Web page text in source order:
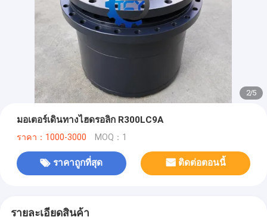
2/5
มอเตอร์เดินทางไฮดรอลิก R300LC9A
ราคา：1000-3000 MOQ：1
ราคาถูกที่สุด ติดต่อตอนนี้
รายละเอียดสินค้า